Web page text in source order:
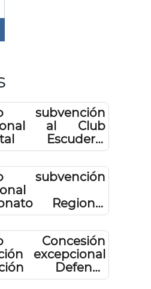
subvención
al Club
Escuderia
Sur, para la
de dos
automovilísticas,
subvención
Regional
prueba
Regional
Concesión
excepcional
Defensa
Ganadera 2026